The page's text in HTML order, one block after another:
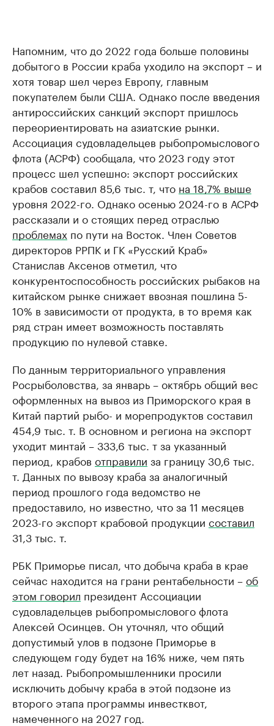
Напомним, что до 2022 года больше половины
добытого в России краба уходило на экспорт – и
хотя товар шел через Европу, главным
покупателем были США. Однако после введения
антироссийских санкций экспорт пришлось
переориентировать на азиатские рынки.
Ассоциация судовладельцев рыбопромыслового
флота (АСРФ) сообщала, что 2023 году этот
процесс шел успешно: экспорт российских
крабов составил 85,6 тыс. т, что на 18,7% выше
уровня 2022-го. Однако осенью 2024-го в АСРФ
рассказали и о стоящих перед отраслью
проблемах по пути на Восток. Член Советов
директоров РРПК и ГК «Русский Краб»
Станислав Аксенов отметил, что
конкурентоспособность российских рыбаков на
китайском рынке снижает ввозная пошлина 5-
10% в зависимости от продукта, в то время как
ряд стран имеет возможность поставлять
продукцию по нулевой ставке.
По данным территориального управления
Росрыболовства, за январь – октябрь общий вес
оформленных на вывоз из Приморского края в
Китай партий рыбо- и морепродуктов составил
454,9 тыс. т. В основном и региона на экспорт
уходит минтай – 333,6 тыс. т за указанный
период, крабов отправили за границу 30,6 тыс.
т. Данных по вывозу краба за аналогичный
период прошлого года ведомство не
предоставило, но известно, что за 11 месяцев
2023-го экспорт крабовой продукции составил
31,3 тыс. т.
РБК Приморье писал, что добыча краба в крае
сейчас находится на грани рентабельности –об
этом говорил президент Ассоциации
судовладельцев рыбопромыслового флота
Алексей Осинцев. Он уточнял, что общий
допустимый улов в подзоне Приморье в
следующем году будет на 16% ниже, чем пять
лет назад. Рыбопромышленники просили
исключить добычу краба в этой подзоне из
второго этапа программы инвестквот,
намеченного на 2027 год.